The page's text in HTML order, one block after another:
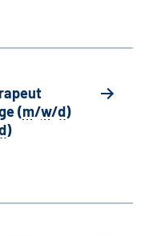
(m/w/d)
)